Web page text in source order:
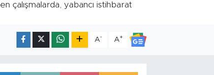
çalışmalarda, yabancı istihbarat
A- A+